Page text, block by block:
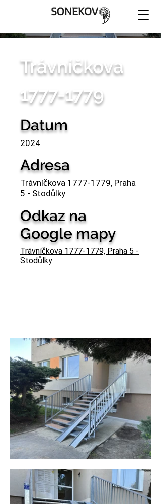
Trávníčkova
1777-1779
Datum
2024
Adresa
Trávníčkova 1777-1779, Praha
5 - Stodůlky
Odkaz na
Google mapy
Trávníčkova 1777-1779, Praha 5 -
Stodůlky